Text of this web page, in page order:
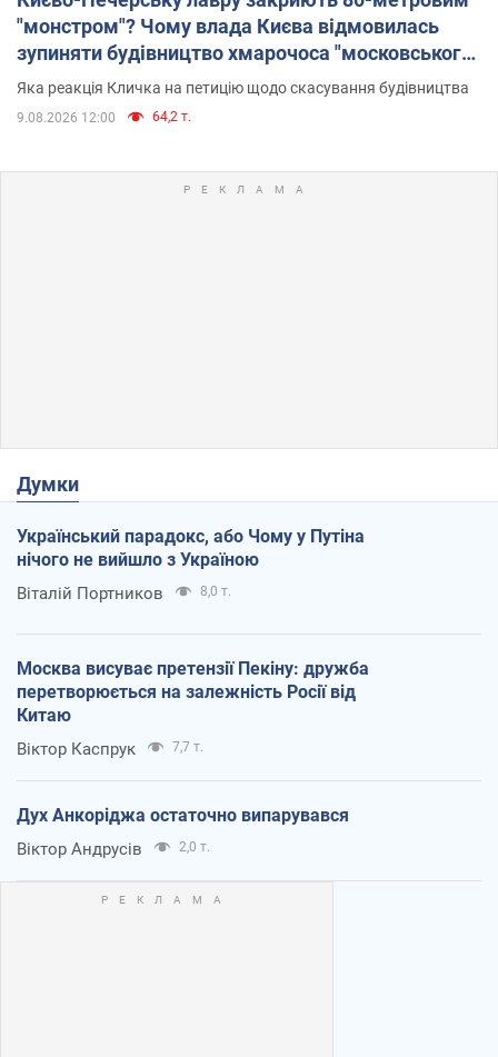
"монстром"? Чому влада Києва відмовилась
зупиняти будівництво хмарочоса "московського
вірянина"
Яка реакція Кличка на петицію щодо скасування будівництва
9.08.2026 12:00 64,2 т.
Думки
Український парадокс, або Чому у Путіна
нічого не вийшло з Україною
Віталій Портников 8,0 т.
Москва висуває претензії Пекіну: дружба
перетворюється на залежність Росії від
Китаю
Віктор Каспрук 7,7 т.
Дух Анкоріджа остаточно випарувався
Віктор Андрусів 2,0 т.